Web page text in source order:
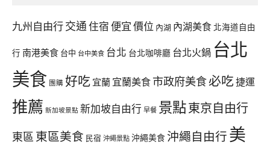
九州自由行 交通 住宿 便宜 價位 內湖 內湖美食 北海道自由
行 南港美食 台中 台中美食 台北 台北咖啡廳 台北火鍋 台北
美食 團購 好吃 宜蘭 宜蘭美食 市政府美食必吃 捷運
推薦 新加坡景點 新加坡自由行 早餐 景點東京自由行
東區 東區美食 民宿 沖繩景點 沖繩美食 沖繩自由行 美